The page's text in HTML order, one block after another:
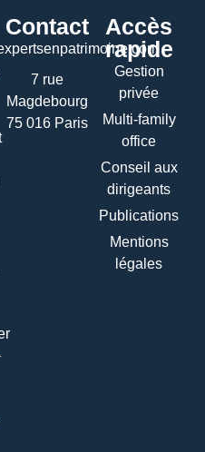
Contact
7 rue
Magdebourg
75 016 Paris
Accès
rapide
Gestion
privée
Multi-family
office
Conseil aux
dirigeants
Publications
Mentions
légales